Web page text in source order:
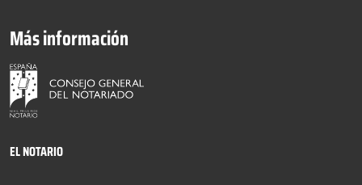
Más información
EL NOTARIO